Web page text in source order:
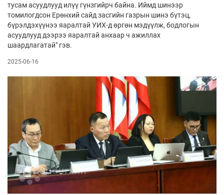
тусам асуудлууд илүү гүнзгийрч байна. Иймд шинээр
томилогдсон Ерөнхий сайд засгийн газрын шинэ бүтэц,
бүрэлдэхүүнээ яаралтай УИХ-д өргөн мэдүүлж, бодлогын
асуудлууд дээрээ яаралтай анхаар ч ажиллах
шаардлагатай" гэв.
2025-06-16